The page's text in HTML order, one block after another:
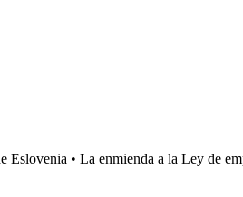
• La enmienda a la Ley de